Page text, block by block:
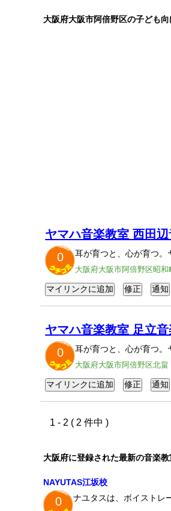
大阪府大阪市阿倍野区の子ども
ヤマハ音楽教室 西田
0
耳が育つと、心が育つ。
大阪府大阪市阿倍野区昭
ヤマハ音楽教室 足立
0
耳が育つと、心が育つ。
大阪府大阪市阿倍野区北畠
1 - 2 ( 2 件中 )
大阪府に登録された最新の音楽教
NAYUTAS江坂校
0 ナユタスは、ボイストレ